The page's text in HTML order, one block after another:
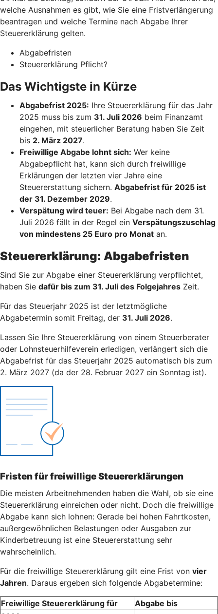
welche Ausnahmen es gibt, wie Sie eine Fristverlängerung
beantragen und welche Termine nach Abgabe Ihrer
Steuererklärung gelten.
Abgabefristen
Steuererklärung Pflicht?
Das Wichtigste in Kürze
Abgabefrist 2025: Ihre Steuererklärung für das Jahr
2025 muss bis zum 31. Juli 2026 beim Finanzamt
eingehen, mit steuerlicher Beratung haben Sie Zeit
bis 2. März 2027.
Freiwillige Abgabe lohnt sich: Wer keine
Abgabepflicht hat, kann sich durch freiwillige
Erklärungen der letzten vier Jahre eine
Steuererstattung sichern. Abgabefrist für 2025 ist
der 31. Dezember 2029.
Verspätung wird teuer: Bei Abgabe nach dem 31.
Juli 2026 fällt in der Regel ein Verspätungszuschlag
von mindestens 25 Euro pro Monat an.
Steuererklärung: Abgabefristen
Sind Sie zur Abgabe einer Steuererklärung verpflichtet,
haben Sie dafür bis zum 31. Juli des Folgejahres Zeit.
Für das Steuerjahr 2025 ist der letztmögliche
Abgabetermin somit Freitag, der 31. Juli 2026.
Lassen Sie Ihre Steuererklärung von einem Steuerberater
oder Lohnsteuerhilfeverein erledigen, verlängert sich die
Abgabefrist für das Steuerjahr 2025 automatisch bis zum
2. März 2027 (da der 28. Februar 2027 ein Sonntag ist).
Fristen für freiwillige Steuererklärungen
Die meisten Arbeitnehmenden haben die Wahl, ob sie eine
Steuererklärung einreichen oder nicht. Doch die freiwillige
Abgabe kann sich lohnen: Gerade bei hohen Fahrtkosten,
außergewöhnlichen Belastungen oder Ausgaben zur
Kinderbetreuung ist eine Steuererstattung sehr
wahrscheinlich.
Für die freiwillige Steuererklärung gilt eine Frist von vier
Jahren. Daraus ergeben sich folgende Abgabetermine:
Freiwillige Steuererklärung für
Abgabe bis